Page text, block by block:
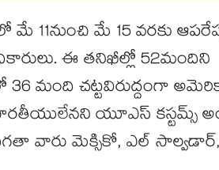
మే 15 వరకు
ఈ తనిఖీల్లో 52మందిని
36 మంది చట్టవిరుద్దంగా
యూఎస్ కస్టమ్స్
వారు మెక్సికో, ఎల్